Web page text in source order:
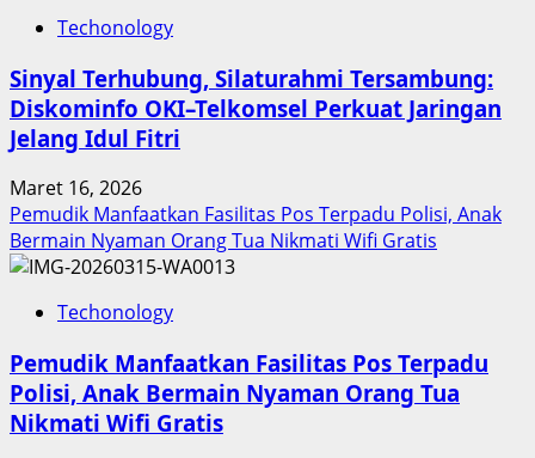
Techonology
Sinyal Terhubung, Silaturahmi Tersambung:
Diskominfo OKI–Telkomsel Perkuat Jaringan
Jelang Idul Fitri
Maret 16, 2026
Pemudik Manfaatkan Fasilitas Pos Terpadu Polisi, Anak
Bermain Nyaman Orang Tua Nikmati Wifi Gratis
Techonology
Pemudik Manfaatkan Fasilitas Pos Terpadu
Polisi, Anak Bermain Nyaman Orang Tua
Nikmati Wifi Gratis